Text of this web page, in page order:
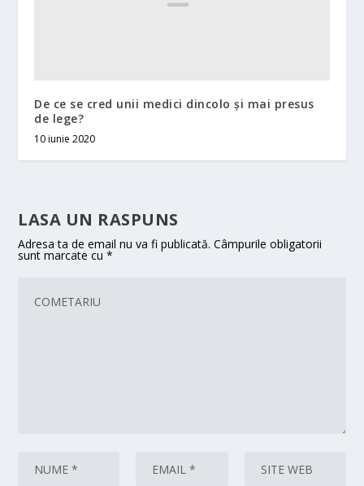
De ce se cred unii medici dincolo și mai presus
de lege?
10 iunie 2020
LASA UN RASPUNS
Adresa ta de email nu va fi publicată. Câmpurile obligatorii
sunt marcate cu*